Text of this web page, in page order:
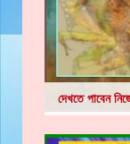
দেখতে পাবেন